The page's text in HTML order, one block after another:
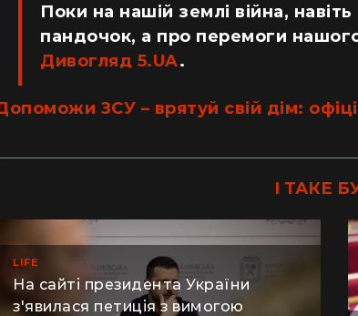
Поки на нашій землі війна,
пандочок, а про перемоги
Дивогляд 5.UA.
ЗСУ – врятуй свій дім:
І ТАКЕ
LIFE
На сайті президента України
з'явилася петиція з вимогою